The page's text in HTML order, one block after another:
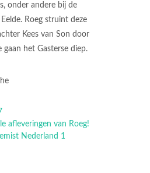
onder andere bij de
Roeg struint deze
Kees van Son door
gaan het Gasterse diep.
afleveringen van Roeg!
Nederland 1